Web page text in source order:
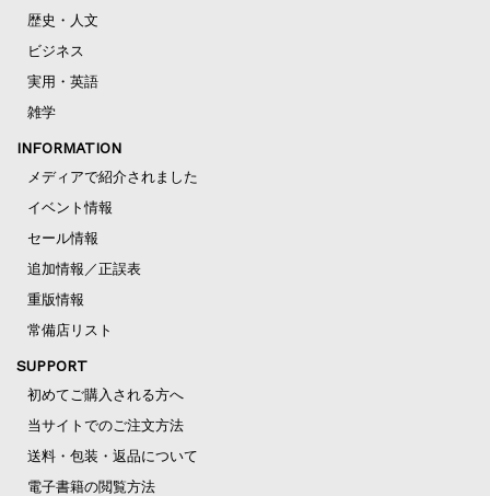
歴史・人文
ビジネス
実用・英語
雑学
INFORMATION
メディアで紹介されました
イベント情報
セール情報
追加情報／正誤表
重版情報
常備店リスト
SUPPORT
初めてご購入される方へ
当サイトでのご注文方法
送料・包装・返品について
電子書籍の閲覧方法